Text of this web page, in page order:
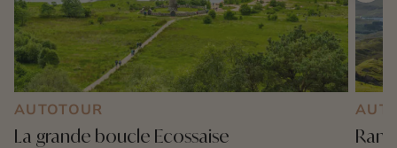
AUTOTOUR
La grande boucle Ecossaise